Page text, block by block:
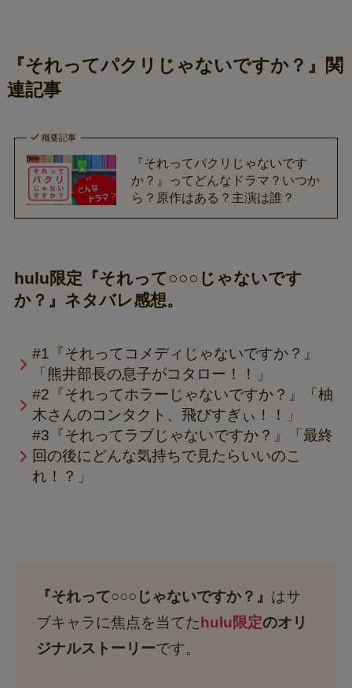
『それってパクリじゃないですか？』関
連記事
概要記事
『それってパクリじゃないです
か？』ってどんなドラマ？いつか
ら？原作はある？主演は誰？
hulu限定『それって○○○じゃないです
か？』ネタバレ感想。
#1『それってコメディじゃないですか？』
「熊井部長の息子がコタロー！！」
#2『それってホラーじゃないですか？』「柚
木さんのコンタクト、飛びすぎぃ！！」
#3『それってラブじゃないですか？』「最終
回の後にどんな気持ちで見たらいいのこ
れ！？」
『それって○○○じゃないですか？』 はサ
ブキャラに焦点を当てたhulu限定のオリ
ジナルストーリーです。